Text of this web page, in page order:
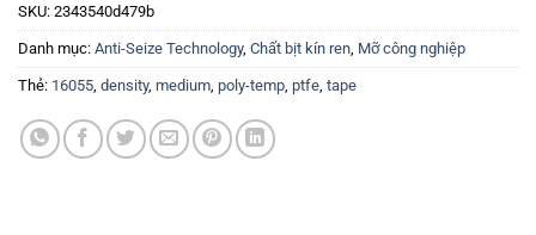
SKU: 2343540d479b
Danh mục: Anti-Seize Technology, Chất bịt kín ren Mỡ công nghiệp
Thẻ: 16055 density, medium poly-temp ptfe tape